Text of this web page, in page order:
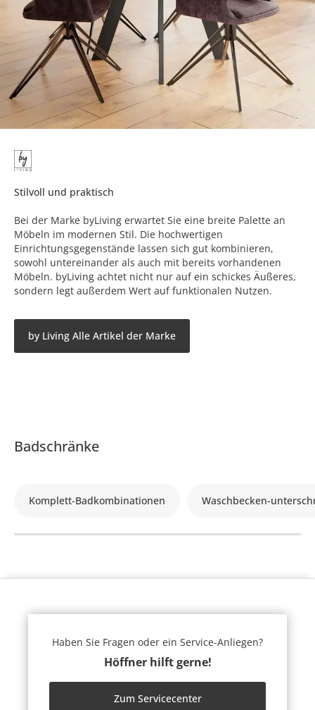
Stilvoll und praktisch
Bei der Marke byLiving erwartet Sie eine breite Palette an
Möbeln im modernen Stil. Die hochwertigen
Einrichtungsgegenstände lassen sich gut kombinieren,
sowohl untereinander als auch mit bereits vorhandenen
Möbeln. byLiving achtet nicht nur auf ein schickes Äußeres,
sondern legt außerdem Wert auf funktionalen Nutzen.
by Living Alle Artikel der Marke
Badschränke
Komplett-Badkombinationen Waschbecken-
Haben Sie Fragen oder ein Service-Anliegen?
Höffner hilft gerne!
Zum Servicecenter